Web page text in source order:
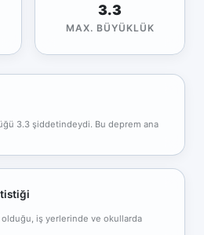
3.3
MAX. BÜYÜKLÜK
3.3 şiddetindeydi. Bu deprem ana
olduğu, iş yerlerinde ve okullarda